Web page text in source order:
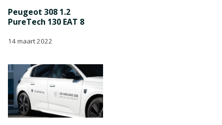
Peugeot 308 1.2
PureTech 130 EAT 8
14 maart 2022